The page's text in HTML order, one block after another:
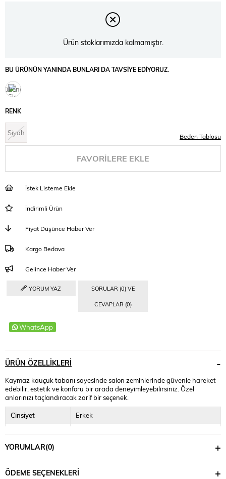
Ürün stoklarımızda kalmamıştır.
BU ÜRÜNÜN YANINDA BUNLARI DA TAVSIYE EDIYORUZ.
Tükendi
RENK
Siyah Beden Tablosu
FAVORILERE EKLE
İstek Listeme Ekle
İndirimli Ürün
Fiyat Düşünce Haber Ver
Kargo Bedava
Gelince Haber Ver
YORUM YAZ SORULAR (0) VE
CEVAPLAR (0)
WhatsApp
ÜRÜN ÖZELLIKLERI
Kaymaz kauçuk tabanı sayesinde salon zeminlerinde güvenle hareket
edebilir, estetik ve konforu bir arada deneyimleyebilirsiniz. Özel
anlarınızı taçlandıracak zarif bir seçenek.
Cinsiyet
Erkek
İç Yüzey
YORUMLAR(0)
ÖDEME SEÇENEKLERI